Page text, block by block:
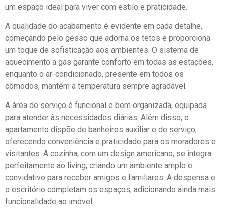
um espaço ideal para viver com estilo e praticidade.
A qualidade do acabamento é evidente em cada detalhe,
começando pelo gesso que adorna os tetos e proporciona
um toque de sofisticação aos ambientes. O sistema de
aquecimento a gás garante conforto em todas as estações,
enquanto o ar-condicionado, presente em todos os
cômodos, mantém a temperatura sempre agradável.
A área de serviço é funcional e bem organizada, equipada
para atender às necessidades diárias. Além disso, o
apartamento dispõe de banheiros auxiliar e de serviço,
oferecendo conveniência e praticidade para os moradores e
visitantes. A cozinha, com um design americano, se integra
perfeitamente ao living, criando um ambiente amplo e
convidativo para receber amigos e familiares. A despensa e
o escritório completam os espaços, adicionando ainda mais
funcionalidade ao imóvel.